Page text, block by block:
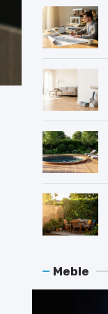
Meble